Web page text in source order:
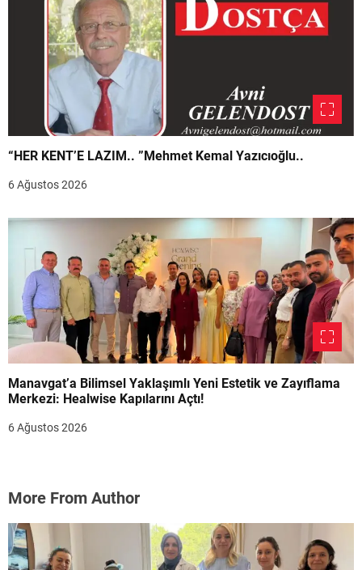
“HER KENT’E LAZIM.. ”Mehmet Kemal Yazıcıoğlu..
6 Ağustos 2026
Manavgat’a Bilimsel Yaklaşımlı Yeni Estetik ve Zayıflama
Merkezi: Healwise Kapılarını Açtı!
6 Ağustos 2026
More From Author